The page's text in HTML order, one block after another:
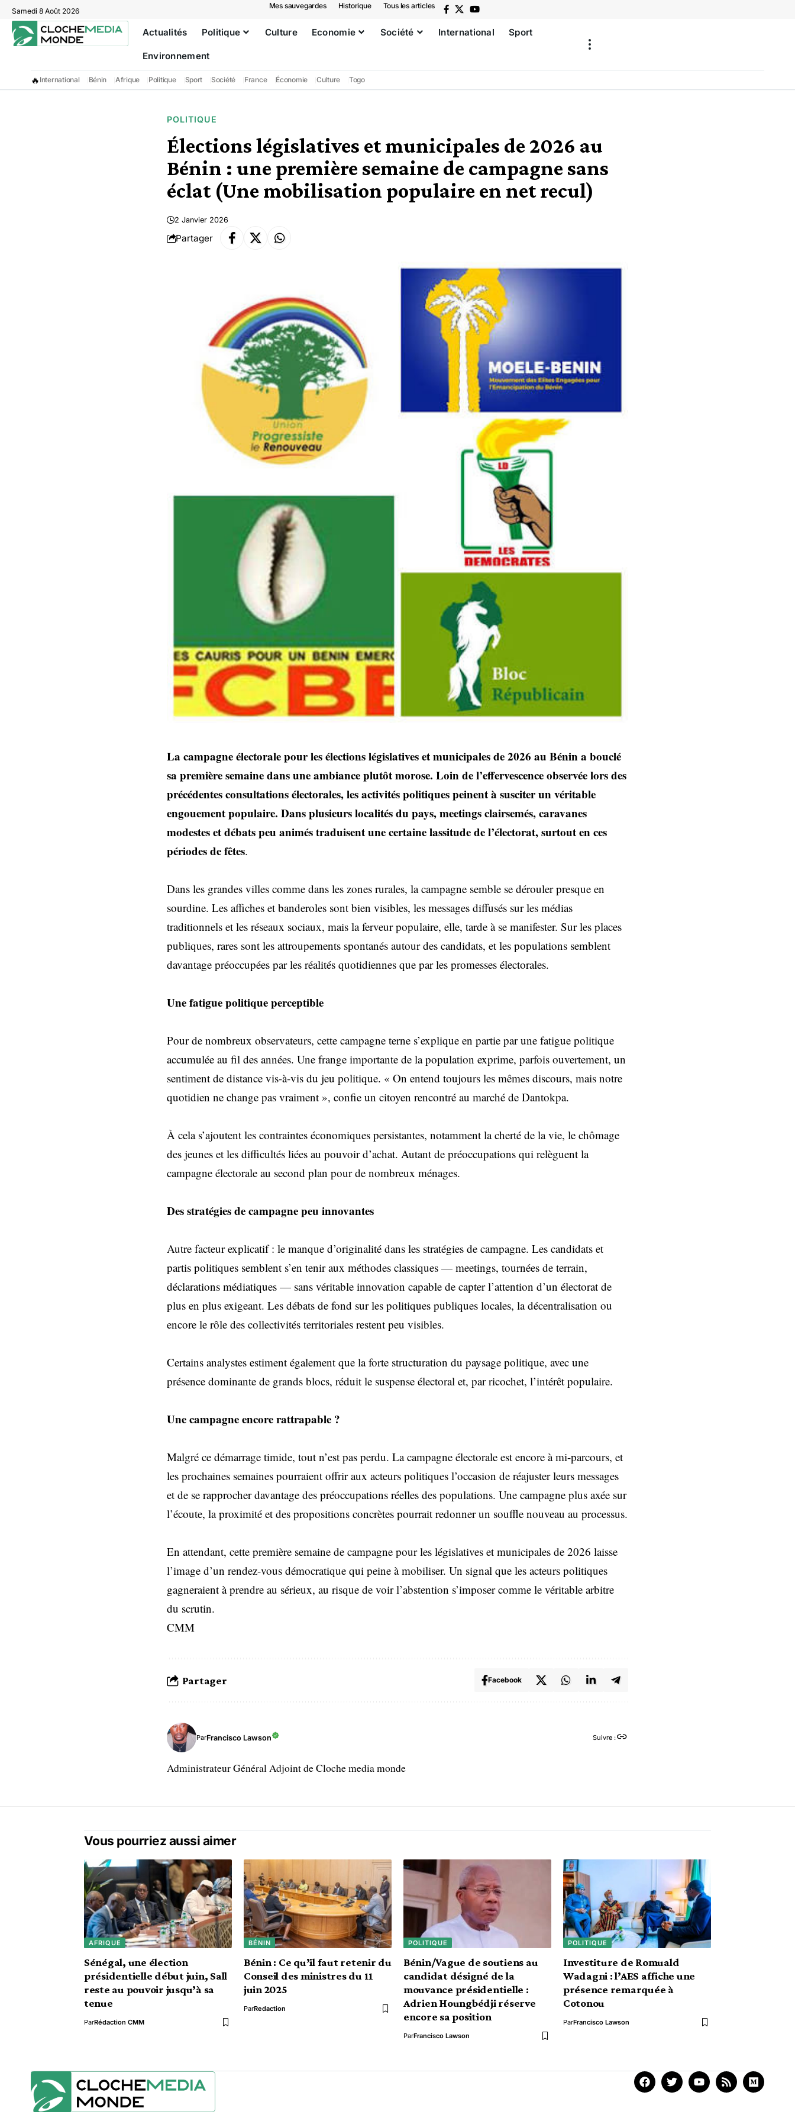
Samedi 8 Août 2026
Mes sauvegardes Historique Tous les articles
Actualités Politique Culture Economie Société International Sport
Environnement
🔥 International Bénin Afrique Politique Sport Société France Économie Culture Togo
POLITIQUE
Élections législatives et municipales de 2026 au
Bénin : une première semaine de campagne sans
éclat (Une mobilisation populaire en net recul)
2 Janvier 2026
Partager
La campagne électorale pour les élections législatives et municipales de 2026 au Bénin a bouclé
sa première semaine dans une ambiance plutôt morose. Loin de l’effervescence observée lors des
précédentes consultations électorales, les activités politiques peinent à susciter un véritable
engouement populaire. Dans plusieurs localités du pays, meetings clairsemés, caravanes
modestes et débats peu animés traduisent une certaine lassitude de l’électorat, surtout en ces
périodes de fêtes.
Dans les grandes villes comme dans les zones rurales, la campagne semble se dérouler presque en
sourdine. Les affiches et banderoles sont bien visibles, les messages diffusés sur les médias
traditionnels et les réseaux sociaux, mais la ferveur populaire, elle, tarde à se manifester. Sur les places
publiques, rares sont les attroupements spontanés autour des candidats, et les populations semblent
davantage préoccupées par les réalités quotidiennes que par les promesses électorales.
Une fatigue politique perceptible
Pour de nombreux observateurs, cette campagne terne s’explique en partie par une fatigue politique
accumulée au fil des années. Une frange importante de la population exprime, parfois ouvertement, un
sentiment de distance vis-à-vis du jeu politique. « On entend toujours les mêmes discours, mais notre
quotidien ne change pas vraiment », confie un citoyen rencontré au marché de Dantokpa.
À cela s’ajoutent les contraintes économiques persistantes, notamment la cherté de la vie, le chômage
des jeunes et les difficultés liées au pouvoir d’achat. Autant de préoccupations qui relèguent la
campagne électorale au second plan pour de nombreux ménages.
Des stratégies de campagne peu innovantes
Autre facteur explicatif : le manque d’originalité dans les stratégies de campagne. Les candidats et
partis politiques semblent s’en tenir aux méthodes classiques — meetings, tournées de terrain,
déclarations médiatiques — sans véritable innovation capable de capter l’attention d’un électorat de
plus en plus exigeant. Les débats de fond sur les politiques publiques locales, la décentralisation ou
encore le rôle des collectivités territoriales restent peu visibles.
Certains analystes estiment également que la forte structuration du paysage politique, avec une
présence dominante de grands blocs, réduit le suspense électoral et, par ricochet, l’intérêt populaire.
Une campagne encore rattrapable ?
Malgré ce démarrage timide, tout n’est pas perdu. La campagne électorale est encore à mi-parcours, et
les prochaines semaines pourraient offrir aux acteurs politiques l’occasion de réajuster leurs messages
et de se rapprocher davantage des préoccupations réelles des populations. Une campagne plus axée sur
l’écoute, la proximité et des propositions concrètes pourrait redonner un souffle nouveau au processus.
En attendant, cette première semaine de campagne pour les législatives et municipales de 2026 laisse
l’image d’un rendez-vous démocratique qui peine à mobiliser. Un signal que les acteurs politiques
gagneraient à prendre au sérieux, au risque de voir l’abstention s’imposer comme le véritable arbitre
du scrutin.
CMM
Partager Facebook
ParFrancisco Lawson Suivre :
Administrateur Général Adjoint de Cloche media monde
Vous pourriez aussi aimer
AFRIQUE
Sénégal, une élection
présidentielle début juin, Sall
reste au pouvoir jusqu’à sa
tenue
ParRédaction CMM
BÉNIN
Bénin : Ce qu’il faut retenir du
Conseil des ministres du 11
juin 2025
ParRedaction
POLITIQUE
Bénin/Vague de soutiens au
candidat désigné de la
mouvance présidentielle :
Adrien Houngbédji réserve
encore sa position
ParFrancisco Lawson
POLITIQUE
Investiture de Romuald
Wadagni : l’AES affiche une
présence remarquée à
Cotonou
ParFrancisco Lawson